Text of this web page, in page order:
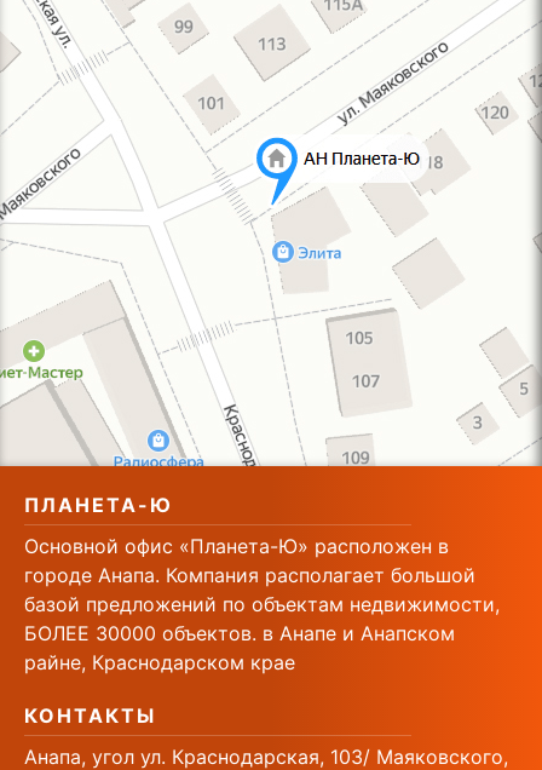
ПЛАНЕТА-Ю
Основной офис «Планета-Ю» расположен в
городе Анапа. Компания располагает большой
базой предложений по объектам недвижимости,
БОЛЕЕ 30000 объектов. в Анапе и Анапском
райне, Краснодарском крае
КОНТАКТЫ
Анапа, угол ул. Краснодарская, 103/ Маяковского,